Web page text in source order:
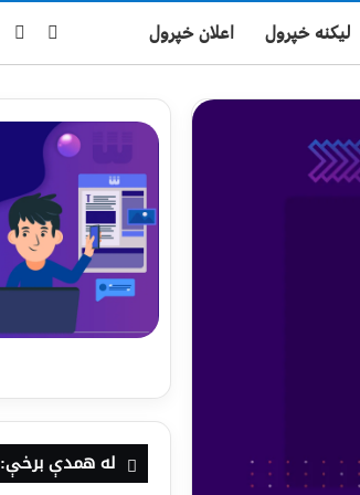
لیکنه خپرول اعلان خپرول
له همدې برخې: